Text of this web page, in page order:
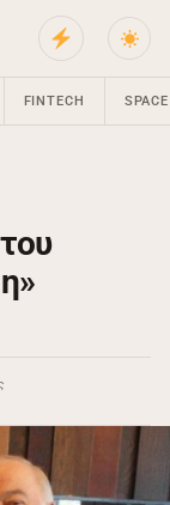
FINTECH SPACE